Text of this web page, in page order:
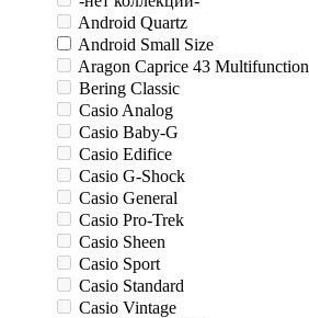
Android Quartz
Android Small Size
Aragon Caprice 43 Multifunction
Bering Classic
Casio Analog
Casio Baby-G
Casio Edifice
Casio G-Shock
Casio General
Casio Pro-Trek
Casio Sheen
Casio Sport
Casio Standard
Casio Vintage